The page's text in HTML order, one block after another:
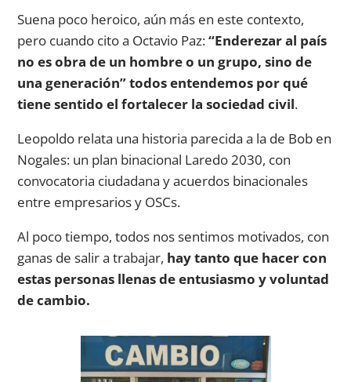
Suena poco heroico, aún más en este contexto,
pero cuando cito a Octavio Paz:“Enderezar al país
no es obra de un hombre o un grupo, sino de
una generación” todos entendemos por qué
tiene sentido el fortalecer la sociedad civil.
Leopoldo relata una historia parecida a la de Bob en
Nogales: un plan binacional Laredo 2030, con
convocatoria ciudadana y acuerdos binacionales
entre empresarios y OSCs.
Al poco tiempo, todos nos sentimos motivados, con
ganas de salir a trabajar, hay tanto que hacer con
estas personas llenas de entusiasmo y voluntad
de cambio.